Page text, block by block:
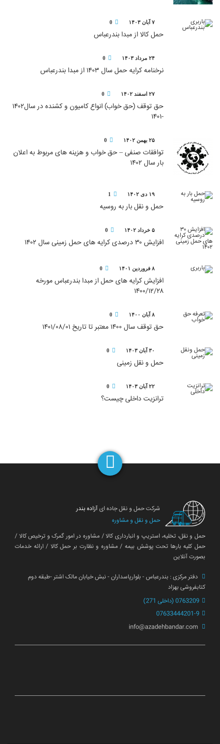
۷ آبان ۱۴۰۳ 0
حمل کالا از مبدا بندرعباس
۲۴ مرداد ۱۴۰۳ 0
نرخنامه کرایه حمل سال ۱۴۰۳ از مبدا بندرعباس
۲۷ اسفند ۱۴۰۲ 0
حق توقف (حق خواب) انواع کامیون و کشنده در سال۱۴۰۲
-۱۴۰۱
۲۵ بهمن ۱۴۰۲ 0
توافقات صنفی – حق خواب و هزینه های مربوط به اعلان
بار سال ۱۴۰۲
۱۹ دی ۱۴۰۲ 1
حمل و نقل بار به روسیه
۵ خرداد ۱۴۰۲ 0
افزایش ۳۰ درصدی کرایه های حمل زمینی سال ۱۴۰۲
۸ فروردین ۱۴۰۱ 0
افزایش کرایه های حمل از مبدا بندرعباس مورخه
۱۴۰۰/۱۲/۲۸
۸ آبان ۱۴۰۰ 0
حق توقف سال ۱۴۰۰ معتبر تا تاریخ ۱۴۰۱/۰۸/۰۱
۳۰ آبان ۱۴۰۳ 0
حمل و نقل زمینی
۲۲ آبان ۱۴۰۳ 0
ترانزیت داخلی چیست؟
شرکت حمل و نقل جاده ایآزاده بندر
حمل و نقل و مشاوره
حمل و نقل، تخلیه، استریپ و انبارداری کالا / مشاوره در امور گمرک و ترخیص کالا /
حمل کلیه بارها تحت پوشش بیمه / مشاوره و نظارت بر حمل کالا / ارائه خدمات
بصورت آنلاین
دفتر مرکزی : بندرعباس - بلوارپاسداران - نبش خیابان مالک اشتر -طبقه دوم
کتابفروشی بهزاد
0763209 (داخلی 271)
07633444201-9
info@azadehbandar.com